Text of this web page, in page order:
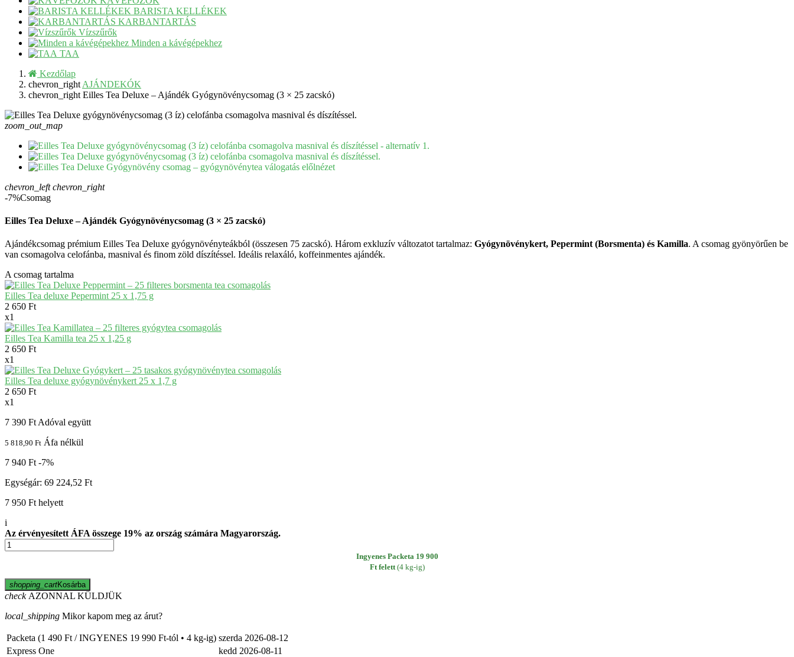
BARISTA KELLÉKEK
KARBANTARTÁS
Vízszűrők
Minden a kávégépekhez
TAA
Kezdőlap
chevron_right AJÁNDEKÓK
chevron_right Eilles Tea Deluxe – Ajándék Gyógynövénycsomag (3 × 25 zacskó)
zoom_out_map
chevron_left chevron_right
-7%Csomag
Eilles Tea Deluxe – Ajándék Gyógynövénycsomag (3 × 25 zacskó)
Ajándékcsomag prémium Eilles Tea Deluxe gyógynövényteákból (összesen 75 zacskó). Három exkluzív változatot tartalmaz: Gyógynövénykert, Pepermint (Borsmenta) és Kamilla. A csomag gyönyörűen be
van csomagolva celofánba, masnival és finom zöld díszítéssel. Ideális relaxáló, koffeinmentes ajándék.
A csomag tartalma
Eilles Tea deluxe Pepermint 25 x 1,75 g
2 650 Ft
x1
Eilles Tea Kamilla tea 25 x 1,25 g
2 650 Ft
x1
Eilles Tea deluxe gyógynövénykert 25 x 1,7 g
2 650 Ft
x1
7 390 Ft Adóval együtt
5 818,90 Ft Áfa nélkül
7 940 Ft -7%
Egységár: 69 224,52 Ft
7 950 Ft helyett
i
Az érvényesített ÁFA összege 19% az ország számára Magyarország.
Ingyenes Packeta 19 900
Ft felett (4 kg-ig)
shopping_cartKosárba
checkAZONNAL KÜLDJÜK
local_shipping Mikor kapom meg az árut?
Packeta (1 490 Ft / INGYENES 19 990 Ft-tól • 4 kg-ig) szerda 2026-08-12
Express One
kedd 2026-08-11